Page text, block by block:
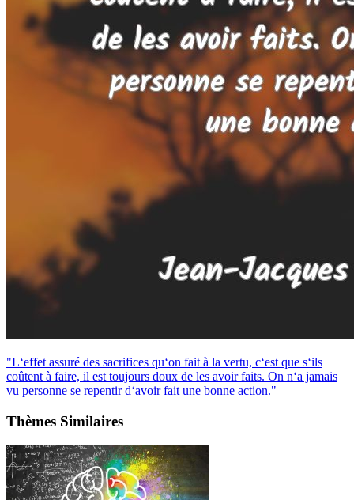
"L‘effet assuré des sacrifices qu‘on fait à la vertu, c‘est que s‘ils
coûtent à faire, il est toujours doux de les avoir faits. On n‘a jamais
vu personne se repentir d‘avoir fait une bonne action."
Thèmes Similaires